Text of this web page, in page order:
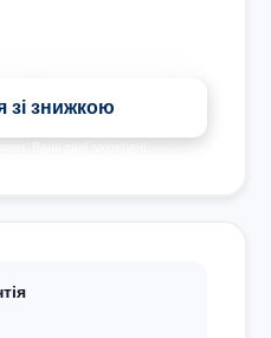
зі знижкою
Ваші дані захищені.